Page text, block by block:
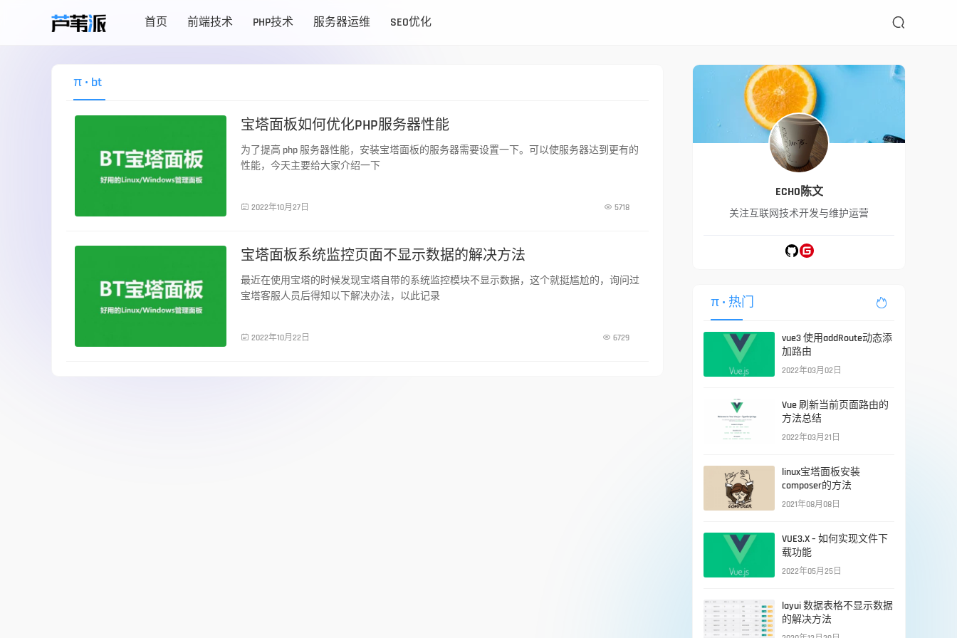
首页 前端技术 PHP技术 服务器运维 SEO优化 
π • bt
宝塔面板如何优化PHP服务器性能
为了提高 php 服务器性能，安装宝塔面板的服务器需要设置一下。可以使服务器达到更有的
性能，今天主要给大家介绍一下
 2022年10月27日  5718
宝塔面板系统监控页面不显示数据的解决方法
最近在使用宝塔的时候发现宝塔自带的系统监控模块不显示数据，这个就挺尴尬的，询问过
宝塔客服人员后得知以下解决办法，以此记录
 2022年10月22日  6729
ECHO陈文
关注互联网技术开发与维护运营
π • 热门 
vue3 使用addRoute动态添
加路由
2022年03月02日
Vue 刷新当前页面路由的
方法总结
2022年03月21日
linux宝塔面板安装
composer的方法
2021年08月08日
VUE3.X – 如何实现文件下
载功能
2022年05月25日
layui 数据表格不显示数据
的解决方法